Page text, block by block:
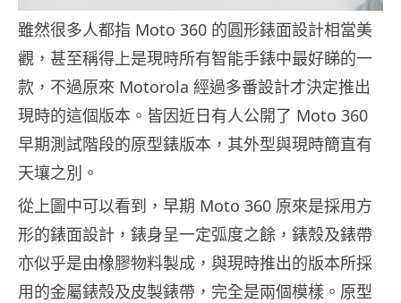
雖然很多人都指 Moto 360 的圓形錶面設計相當美
觀，甚至稱得上是現時所有智能手錶中最好睇的一
款，不過原來 Motorola 經過多番設計才決定推出
現時的這個版本。皆因近日有人公開了 Moto 360
早期測試階段的原型錶版本，其外型與現時簡直有
天壤之別。
從上圖中可以看到，早期 Moto 360 原來是採用方
形的錶面設計，錶身呈一定弧度之餘，錶殼及錶帶
亦似乎是由橡膠物料製成，與現時推出的版本所採
用的金屬錶殼及皮製錶帶，完全是兩個模樣。原型